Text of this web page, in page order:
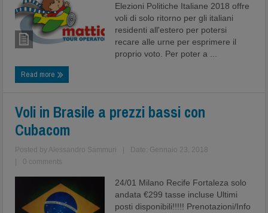
Elezioni Politiche Italiane 2018 offre
voli di solo ritorno per gli italiani
residenti all'estero per potersi
recare alle urne per esprimere il
proprio voto. Per poter a ...
Read more
Voli in Brasile a prezzi bassi con
Cubacom
Posted by Alessandro Sammuri
Date: Gennaio 23, 2018
0 comments
24/01 Milano Recife Fortaleza solo
andata €299 tasse incluse Ultimi
posti disponibili!!!!! Prenotazioni/Info